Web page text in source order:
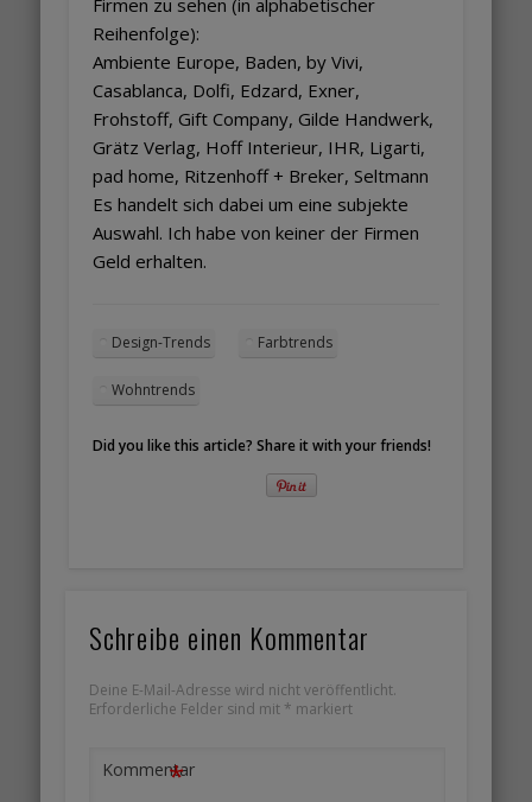
Reihenfolge):
Ambiente Europe, Baden, by Vivi,
Casablanca, Dolfi, Edzard, Exner,
Frohstoff, Gift Company, Gilde Handwerk,
Grätz Verlag, Hoff Interieur, IHR, Ligarti,
pad home, Ritzenhoff + Breker, Seltmann
Es handelt sich dabei um eine subjekte
Auswahl. Ich habe von keiner der Firmen
Geld erhalten.
Design-Trends Farbtrends
Wohntrends
Did you like this article? Share it with your friends!
Schreibe einen Kommentar
Deine E-Mail-Adresse wird nicht veröffentlicht.
Erforderliche Felder sind mit * markiert
Kommentar
*